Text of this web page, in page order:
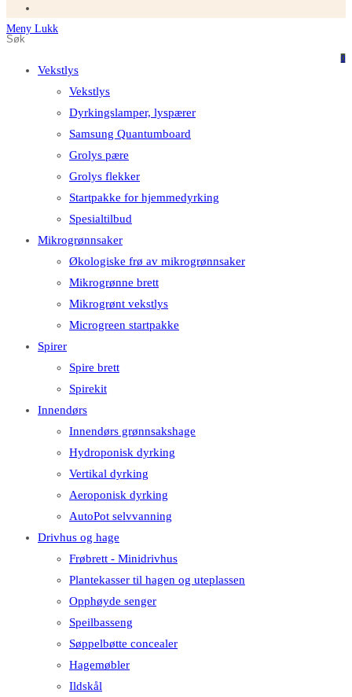
0
Meny Lukk
Søk
å
lukke
Vekstlys
Vekstlys
Dyrkingslamper, lyspærer
Samsung Quantumboard
Grolys pære
Grolys flekker
Startpakke for hjemmedyrking
Spesialtilbud
Mikrogrønnsaker
Økologiske frø av mikrogrønnsaker
Mikrogrønne brett
Mikrogrønt vekstlys
Microgreen startpakke
Spirer
Spire brett
Spirekit
Innendørs
Innendørs grønnsakshage
Hydroponisk dyrking
Vertikal dyrking
Aeroponisk dyrking
AutoPot selvvanning
Drivhus og hage
Frøbrett - Minidrivhus
Plantekasser til hagen og uteplassen
Opphøyde senger
Speilbasseng
Søppelbøtte concealer
Hagemøbler
Ildskål